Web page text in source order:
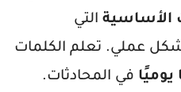
الأساسية التي
عملي. تعلم الكلمات
في المحادثات.